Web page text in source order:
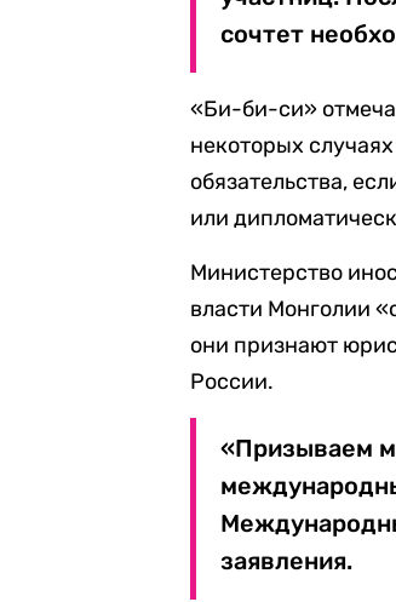
сочтет
«Би-би-си»
некоторых
обязательства,
или
Министерство
власти Монголии
они признают
России.
«Призываем
заявления.